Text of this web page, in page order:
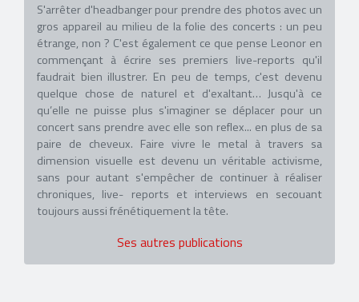
S'arrêter d'headbanger pour prendre des photos avec un
gros appareil au milieu de la folie des concerts : un peu
étrange, non ? C'est également ce que pense Leonor en
commençant à écrire ses premiers live-reports qu'il
faudrait bien illustrer. En peu de temps, c'est devenu
quelque chose de naturel et d'exaltant… Jusqu'à ce
qu’elle ne puisse plus s'imaginer se déplacer pour un
concert sans prendre avec elle son reflex... en plus de sa
paire de cheveux. Faire vivre le metal à travers sa
dimension visuelle est devenu un véritable activisme,
sans pour autant s'empêcher de continuer à réaliser
chroniques, live- reports et interviews en secouant
toujours aussi frénétiquement la tête.
Ses autres publications